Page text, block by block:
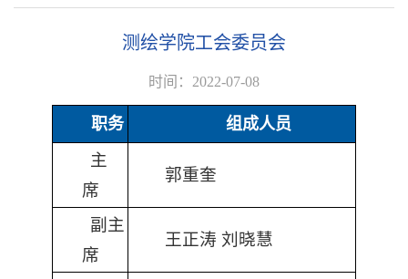
测绘学院工会委员会
时间：2022-07-08
职务 组成人员
主
席
郭重奎
副主
席
王正涛 刘晓慧